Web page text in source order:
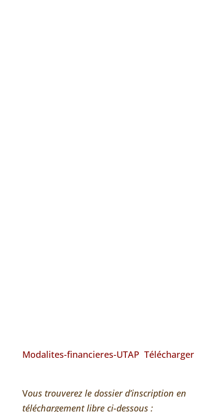
Modalites-financieres-UTAP Télécharger
Vous trouverez le dossier d’inscription en
téléchargement libre ci-dessous :